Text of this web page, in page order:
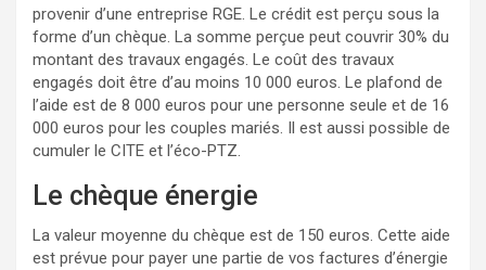
provenir d’une entreprise RGE. Le crédit est perçu sous la
forme d’un chèque. La somme perçue peut couvrir 30% du
montant des travaux engagés. Le coût des travaux
engagés doit être d’au moins 10 000 euros. Le plafond de
l’aide est de 8 000 euros pour une personne seule et de 16
000 euros pour les couples mariés. Il est aussi possible de
cumuler le CITE et l’éco-PTZ.
Le chèque énergie
La valeur moyenne du chèque est de 150 euros. Cette aide
est prévue pour payer une partie de vos factures d’énergie